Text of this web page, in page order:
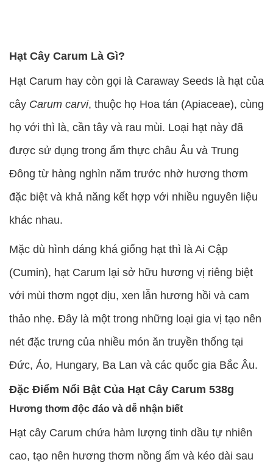
Hạt Cây Carum Là Gì?
Hạt Carum hay còn gọi là Caraway Seeds là hạt của
cây Carum carvi, thuộc họ Hoa tán (Apiaceae), cùng
họ với thì là, cần tây và rau mùi. Loại hạt này đã
được sử dụng trong ẩm thực châu Âu và Trung
Đông từ hàng nghìn năm trước nhờ hương thơm
đặc biệt và khả năng kết hợp với nhiều nguyên liệu
khác nhau.
Mặc dù hình dáng khá giống hạt thì là Ai Cập
(Cumin), hạt Carum lại sở hữu hương vị riêng biệt
với mùi thơm ngọt dịu, xen lẫn hương hồi và cam
thảo nhẹ. Đây là một trong những loại gia vị tạo nên
nét đặc trưng của nhiều món ăn truyền thống tại
Đức, Áo, Hungary, Ba Lan và các quốc gia Bắc Âu.
Đặc Điểm Nổi Bật Của Hạt Cây Carum 538g
Hương thơm độc đáo và dễ nhận biết
Hạt cây Carum chứa hàm lượng tinh dầu tự nhiên
cao, tạo nên hương thơm nồng ấm và kéo dài sau